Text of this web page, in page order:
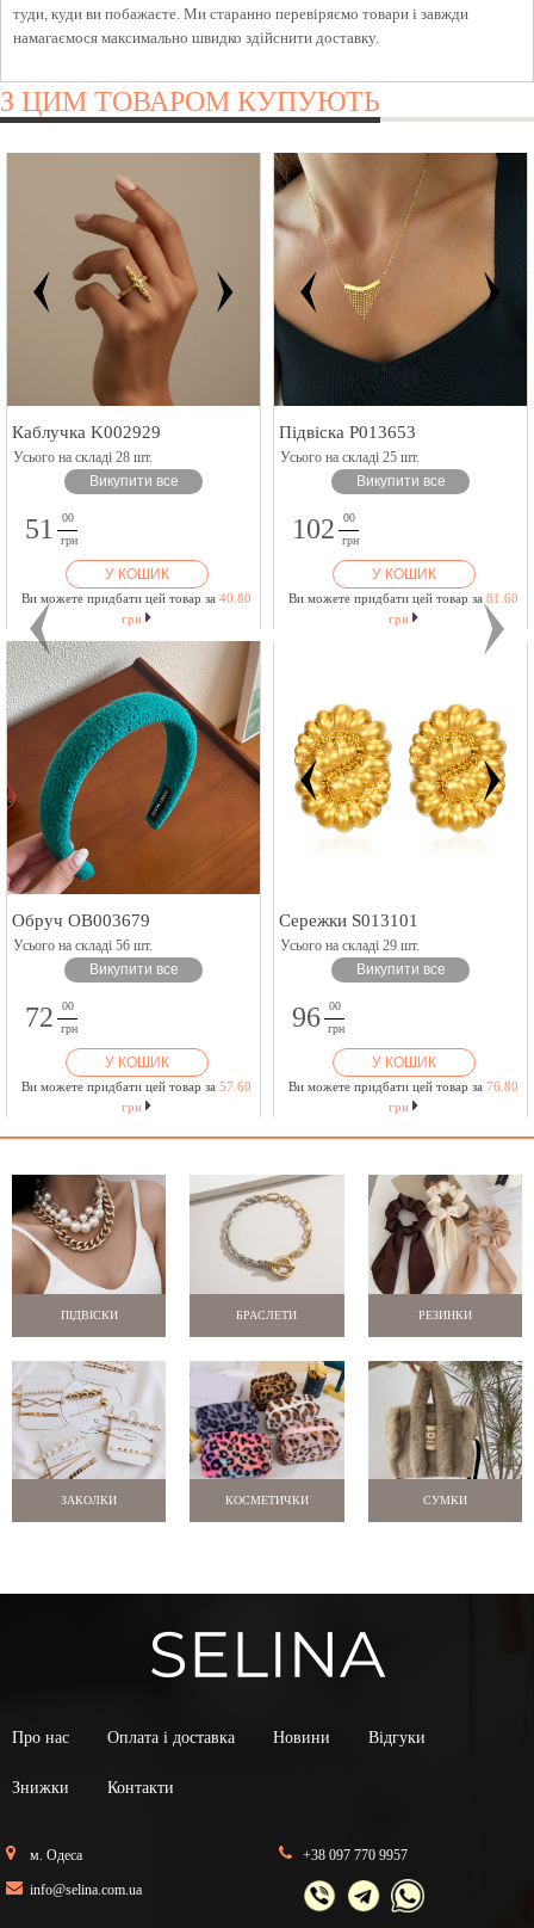
туди, куди ви побажаєте. Ми старанно перевіряємо товари і завжди
намагаємося максимально швидко здійснити доставку.
З ЦИМ ТОВАРОМ КУПУЮТЬ
Каблучка K002929
Усього на складі 28 шт.
Викупити все
51
00
грн
У КОШИК
Ви можете придбати цей товар за 40.80
грн
Підвіска P013653
Усього на складі 25 шт.
Викупити все
102
00
грн
У КОШИК
Ви можете придбати цей товар за 81.60
грн
Обруч OB003679
Усього на складі 56 шт.
Викупити все
72
00
грн
У КОШИК
Ви можете придбати цей товар за 57.60
грн
Сережки S013101
Усього на складі 29 шт.
Викупити все
96
00
грн
У КОШИК
Ви можете придбати цей товар за 76.80
грн
ПІДВІСКИ БРАСЛЕТИ РЕЗИНКИ
ЗАКОЛКИ КОСМЕТИЧКИ СУМКИ
Про нас Оплата і доставка Новини Відгуки
Знижки Контакти
м. Одеса
info@selina.com.ua
+38 097 770 9957